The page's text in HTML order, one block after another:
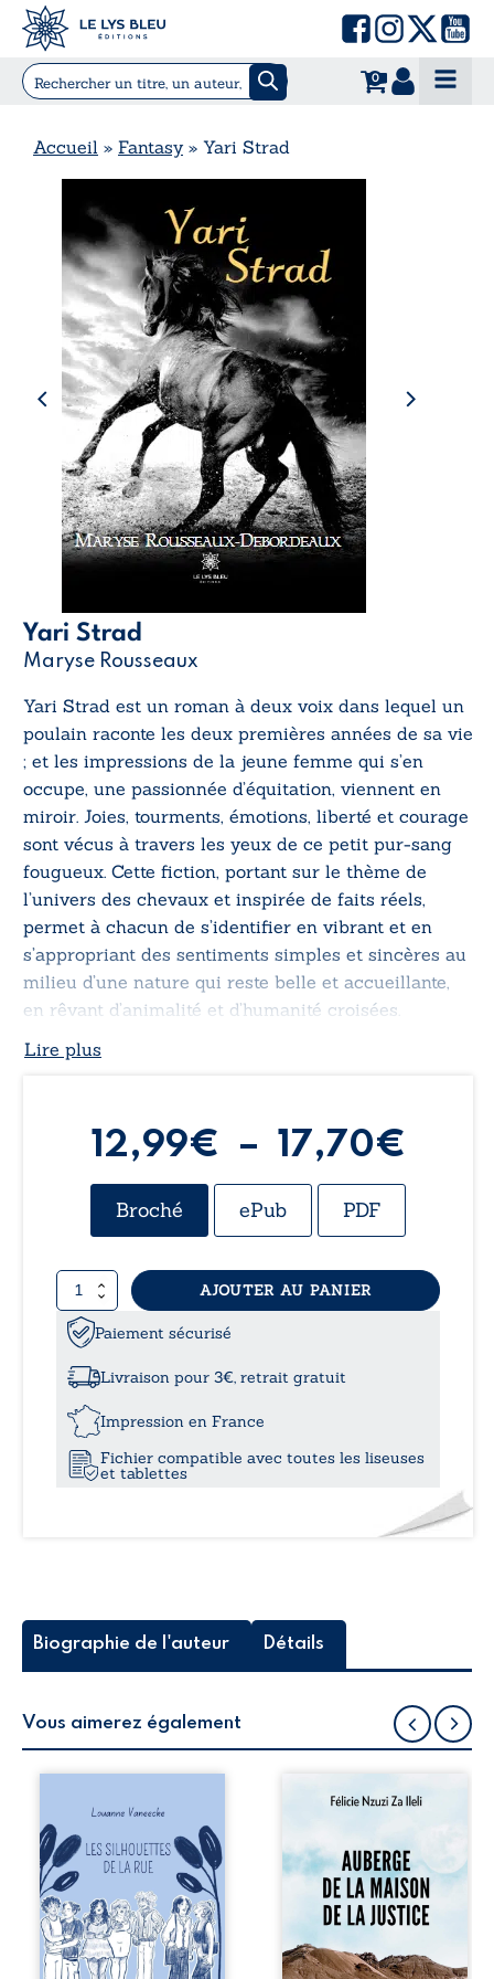
0
Accueil » Fantasy» Yari Strad
Yari Strad
Maryse Rousseaux
Yari Strad est un roman à deux voix dans lequel un
poulain raconte les deux premières années de sa vie
; et les impressions de la jeune femme qui s’en
occupe, une passionnée d’équitation, viennent en
miroir. Joies, tourments, émotions, liberté et courage
sont vécus à travers les yeux de ce petit pur-sang
fougueux. Cette fiction, portant sur le thème de
l’univers des chevaux et inspirée de faits réels,
permet à chacun de s’identifier en vibrant et en
s’appropriant des sentiments simples et sincères au
milieu d’une nature qui reste belle et accueillante,
en rêvant d’animalité et d’humanité croisées.
Lire plus
12,99€ – 17,70€
de
Broché ePub PDF
quantité
de
Yari
Strad
AJOUTER AU PANIER
Paiement sécurisé
Livraison pour 3€, retrait gratuit
Impression en France
Fichier compatible avec toutes les liseuses
et tablettes
Biographie de l'auteur Détails
Vous aimerez également
la rue donne la
parole à six
personnages
ordinaires,
traversés par des
pensées, des
émotions et des
silences qui
pourraient
Auberge de la
récit-témoignage
consacré au
parcours
exemplaire de
Mbala Zi Nkuaku
Lema Félix.
Magistrat intègre,